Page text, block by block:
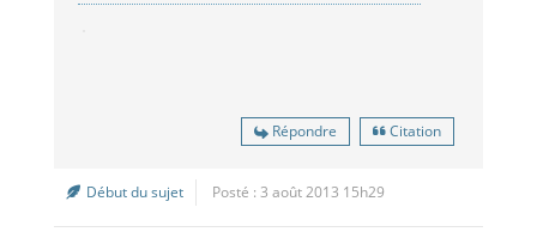
Répondre Citation
Début du sujet Posté : 3 août 2013 15h29